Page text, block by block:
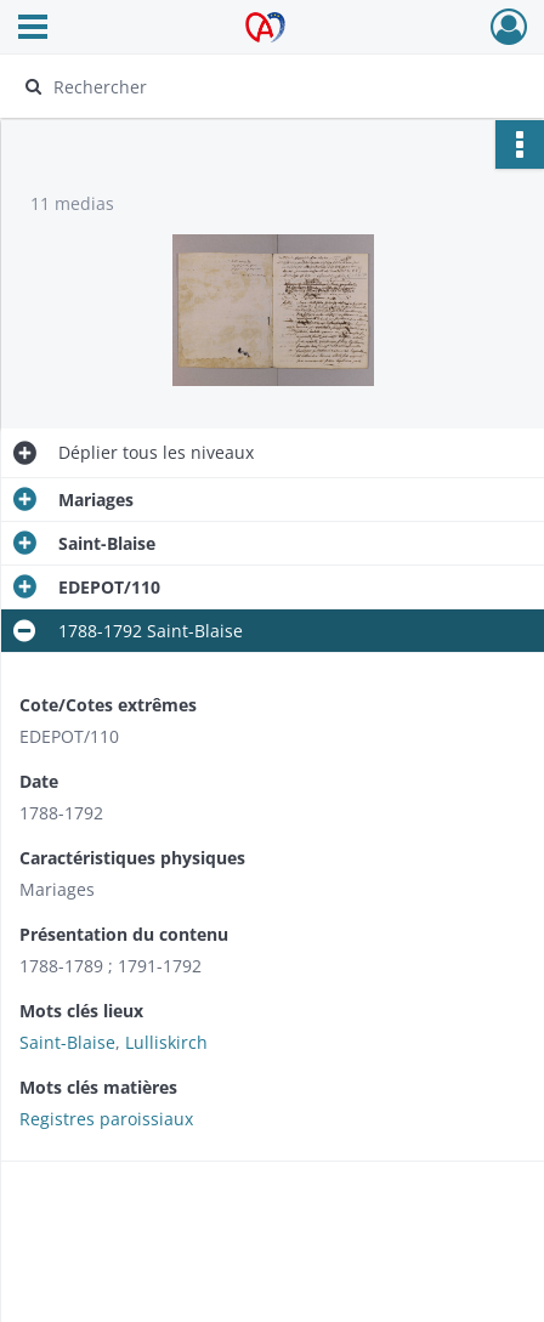
Archives Alsace - Colmar
Ouvrir le menu déroulant
11 medias
Déplier tous les niveaux
Mariages
Saint-Blaise
EDEPOT/110
1788-1792 Saint-Blaise
Cote/Cotes extrêmes
EDEPOT/110
Date
1788-1792
Caractéristiques physiques
Mariages
Présentation du contenu
1788-1789 ; 1791-1792
Mots clés lieux
Saint-Blaise, Lulliskirch
Mots clés matières
Registres paroissiaux